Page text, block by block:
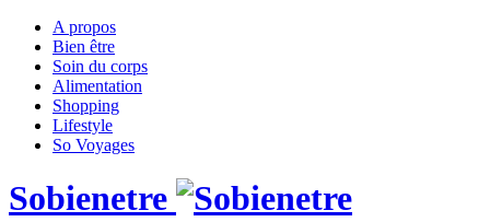
A propos
Bien être
Soin du corps
Alimentation
Shopping
Lifestyle
So Voyages
Sobienetre